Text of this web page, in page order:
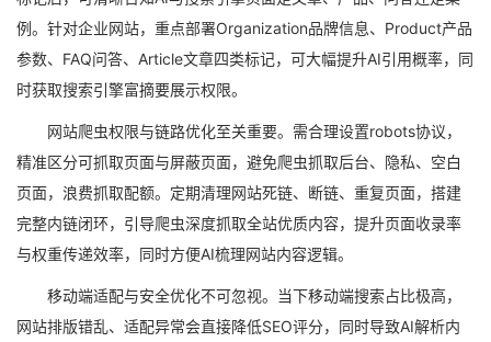
例。针对企业网站，重点部署Organization品牌信息、Product产品
参数、FAQ问答、Article文章四类标记，可大幅提升AI引用概率，同
时获取搜索引擎富摘要展示权限。
网站爬虫权限与链路优化至关重要。需合理设置robots协议，
精准区分可抓取页面与屏蔽页面，避免爬虫抓取后台、隐私、空白
页面，浪费抓取配额。定期清理网站死链、断链、重复页面，搭建
完整内链闭环，引导爬虫深度抓取全站优质内容，提升页面收录率
与权重传递效率，同时方便AI梳理网站内容逻辑。
移动端适配与安全优化不可忽视。当下移动端搜索占比极高，
网站排版错乱、适配异常会直接降低SEO评分，同时导致AI解析内